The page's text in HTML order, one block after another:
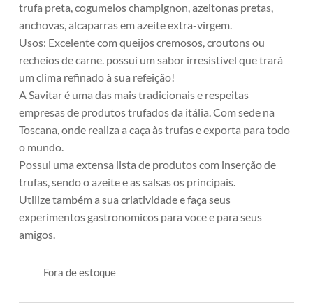
trufa preta, cogumelos champignon, azeitonas pretas,
anchovas, alcaparras em azeite extra-virgem.
Usos: Excelente com queijos cremosos, croutons ou
recheios de carne. possui um sabor irresistível que trará
um clima refinado à sua refeição!
A Savitar é uma das mais tradicionais e respeitas
empresas de produtos trufados da itália. Com sede na
Toscana, onde realiza a caça às trufas e exporta para todo
o mundo.
Possui uma extensa lista de produtos com inserção de
trufas, sendo o azeite e as salsas os principais.
Utilize também a sua criatividade e faça seus
experimentos gastronomicos para voce e para seus
amigos.
Fora de estoque